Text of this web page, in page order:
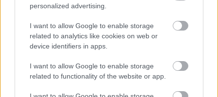
personalized advertising.
I want to allow Google to enable storage
related to analytics like cookies on web or
device identifiers in apps.
I want to allow Google to enable storage
related to functionality of the website or app.
Ezeket olvastad már?
Te is ezt csinálod a zuhany alatt? Ez a szokás a
hosszú élethez is hozzájárulhat